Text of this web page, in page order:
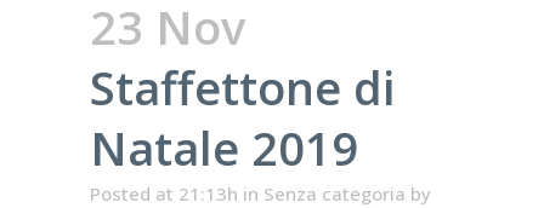
23 Nov
Staffettone di
Natale 2019
Posted at 21:13h in Senza categoria by